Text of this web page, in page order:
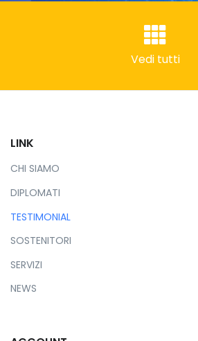
Vedi tutti
LINK
CHI SIAMO
DIPLOMATI
TESTIMONIAL
SOSTENITORI
SERVIZI
NEWS